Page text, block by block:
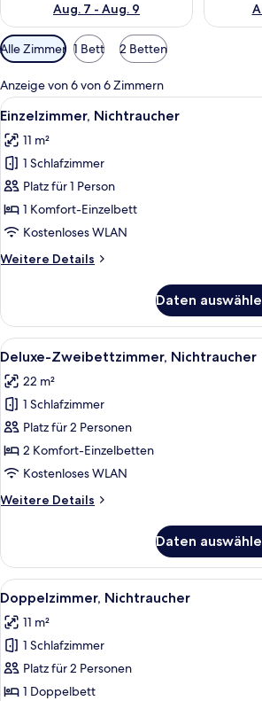
Aug. 7 - Aug. 9
Verfügbare
Filter
für
Zimmer
Alle Zimmer 1 Bett 2 Betten
Anzeige von 6 von 6 Zimmern
Alle
Fotos
für
Einzelzimmer,
Nichtraucher
anzeigen
Ein
14
Einzelzimmer, Nichtraucher
11 m²
1 Schlafzimmer
Platz für 1 Person
1 Komfort-Einzelbett
Kostenloses WLAN
Weitere Details
Weitere
Nichtraucher
Daten
Alle
Fotos
für
Deluxe-
Zweibettzimmer,
Nichtraucher
anzeigen
Ein
15
Deluxe-Zweibettzimmer, Nichtraucher
22 m²
1 Schlafzimmer
Platz für 2 Personen
2 Komfort-Einzelbetten
Kostenloses WLAN
Weitere Details
Weitere
Zweibettzimmer,
Nichtraucher
Daten
Alle
Fotos
für
Doppelzimmer,
Nichtraucher
anzeigen
Ein
14
Doppelzimmer, Nichtraucher
11 m²
1 Schlafzimmer
Platz für 2 Personen
1 Doppelbett